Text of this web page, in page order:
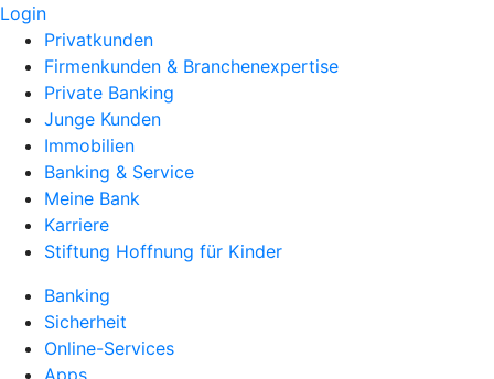
Login
Privatkunden
Firmenkunden & Branchenexpertise
Private Banking
Junge Kunden
Immobilien
Banking & Service
Meine Bank
Karriere
Stiftung Hoffnung für Kinder
Banking
Sicherheit
Online-Services
Apps